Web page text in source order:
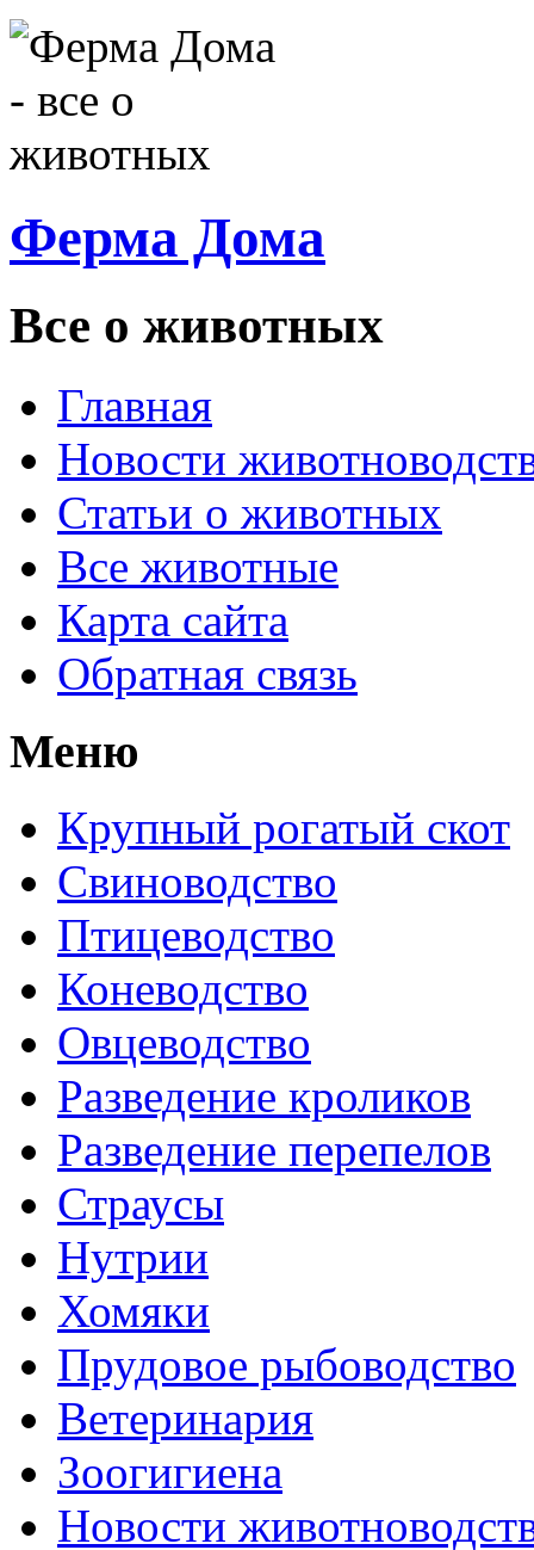
Ферма Дома
Все о животных
Главная
Новости
Статьи о животных
Все животные
Карта сайта
Обратная связь
Меню
Крупный рогатый скот
Свиноводство
Птицеводство
Коневодство
Овцеводство
Разведение кроликов
Разведение перепелов
Страусы
Нутрии
Хомяки
Прудовое рыбоводство
Ветеринария
Зоогигиена
Новости